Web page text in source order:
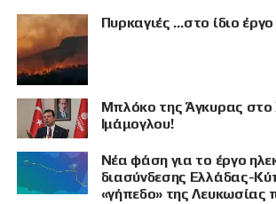
Πυρκαγιές …στο ίδιο
Μπλόκο της Άγκυρας στο
Ιμάμογλου!
Νέα φάση για το έργο
διασύνδεσης Ελλάδας-
«γήπεδο» της Λευκωσίας